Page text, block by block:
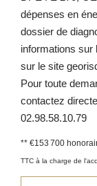
dépenses en
dossier de
informations sur
sur le site
Pour toute
contactez
02.98.58.10.79
** €153 700
TTC à la charge de